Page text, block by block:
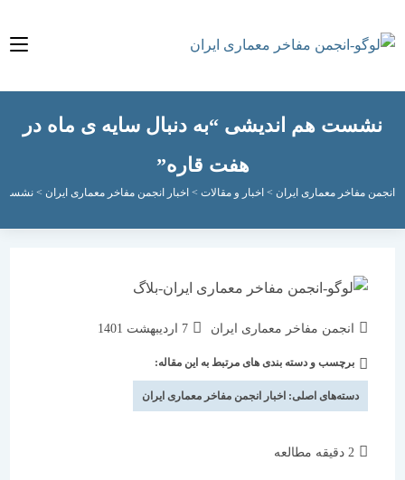
هم اندیشی “به دنبال سایه ی ماه در
هفت قاره”
مفاخر معماری ایران > اخبار و مقالات>اخبار انجمن مفاخر معماری ایران > نشست هم
انجمن مفاخر معماری ایران
نوشته
شده
است:
7 اردیبهشت 1401
برچسب و دسته بندی های مرتبط به این مقاله:
دسته‌های اصلی:اخبار انجمن مفاخر معماری ایران